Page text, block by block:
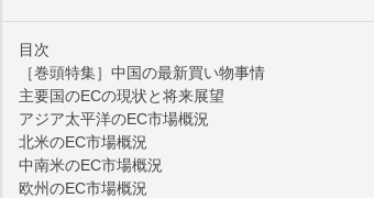
目次
［巻頭特集］中国の最新買い物事情
主要国のECの現状と将来展望
アジア太平洋のEC市場概況
北米のEC市場概況
中南米のEC市場概況
欧州のEC市場概況